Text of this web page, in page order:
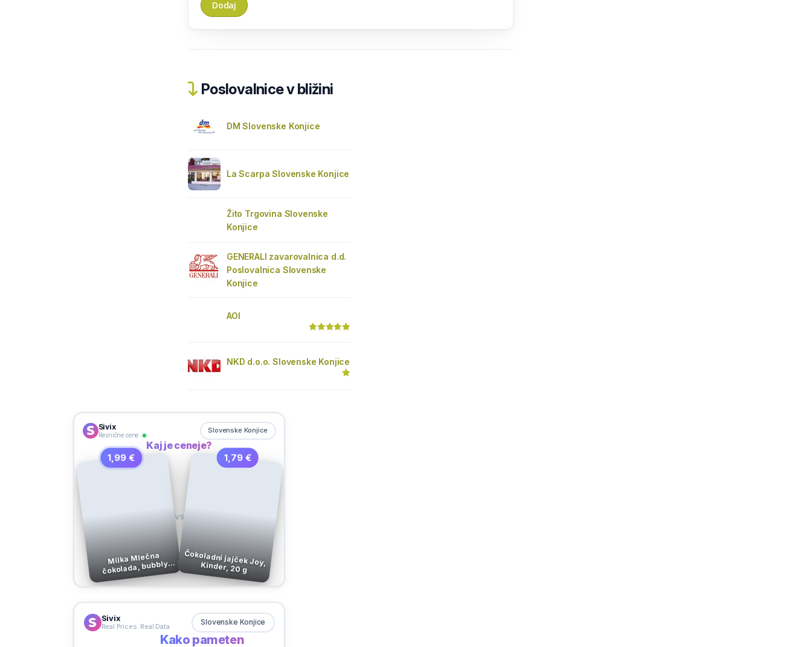
Poslovalnice v bližini
DM Slovenske Konjice
La Scarpa Slovenske Konjice
Žito Trgovina Slovenske
Konjice
GENERALI zavarovalnica d.d.
Poslovalnica Slovenske
Konjice
AOI
NKD d.o.o. Slovenske Konjice
Sivix
Resnične cene
Slovenske Konjice
Kaj je ceneje?
1,99 €
Milka Mlečna
čokolada, bubbly
bela, 95 g
VS
1,79 €
Čokoladni jajček Joy, Kinder, 20 g
Sivix
Real Prices. Real Data Slovenske Konjice
Kako pameten